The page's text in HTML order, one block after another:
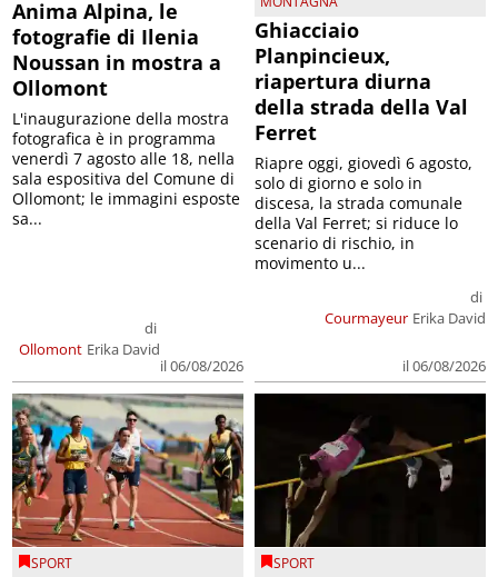
Anima Alpina, le
fotografie di Ilenia
Noussan in mostra a
Ollomont
Ollomont
di
Erika David
il 06/08/2026
L'inaugurazione della mostra
fotografica è in programma
venerdì 7 agosto alle 18, nella
sala espositiva del Comune di
Ollomont; le immagini esposte
sa...
Ghiacciaio
Planpincieux,
riapertura diurna
della strada della Val
Ferret
Courmayeur
di
Erika David
il 06/08/2026
Riapre oggi, giovedì 6 agosto,
solo di giorno e solo in
discesa, la strada comunale
della Val Ferret; si riduce lo
scenario di rischio, in
movimento u...
SPORT SPORT